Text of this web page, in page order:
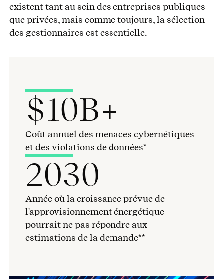
existent tant au sein des entreprises publiques
que privées, mais comme toujours, la sélection
des gestionnaires est essentielle.
$10B+
Coût annuel des menaces cybernétiques
et des violations de données*
2030
Année où la croissance prévue de
l'approvisionnement énergétique
pourrait ne pas répondre aux
estimations de la demande**